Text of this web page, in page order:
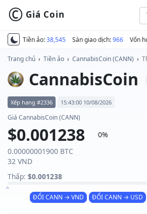
Tiền ảo:38,545 Sàn giao dịch:966 Vốn
© Giá Coin
Trang chủ › Tiền ảo › CannabisCoin (CANN) ›
CannabisCoin
Xếp hạng #2336 15:43:00 10/08/2026
Giá CannabisCoin (CANN)
$0.001238
0%
0.00000001900 BTC
32 VND
Thấp: $0.001238
ĐỔI CANN → VND ĐỔI CANN → USD